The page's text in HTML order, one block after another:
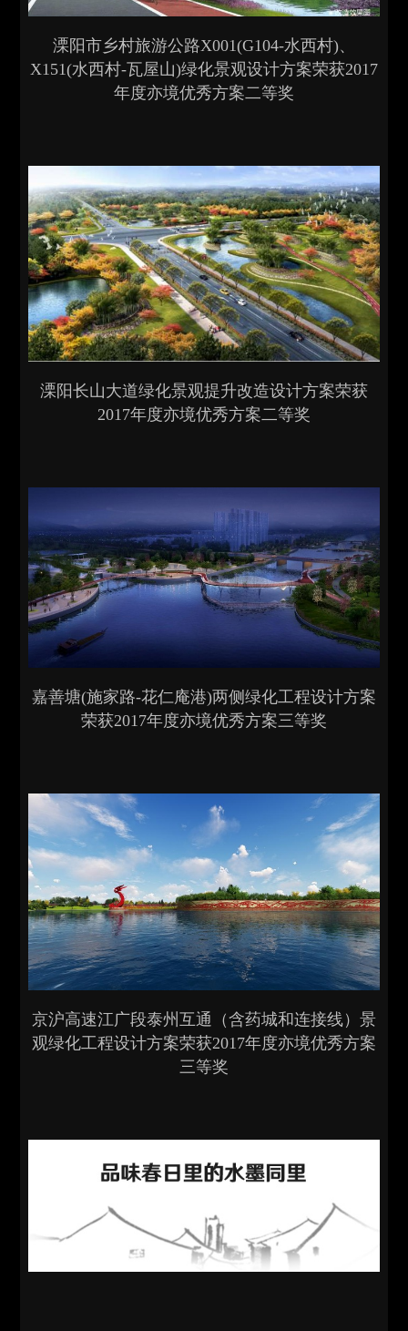
溧阳市乡村旅游公路X001(G104-水西村)、
X151(水西村-瓦屋山)绿化景观设计方案荣获2017
年度亦境优秀方案二等奖
溧阳长山大道绿化景观提升改造设计方案荣获
2017年度亦境优秀方案二等奖
嘉善塘(施家路-花仁庵港)两侧绿化工程设计方案
荣获2017年度亦境优秀方案三等奖
京沪高速江广段泰州互通（含药城和连接线）景
观绿化工程设计方案荣获2017年度亦境优秀方案
三等奖